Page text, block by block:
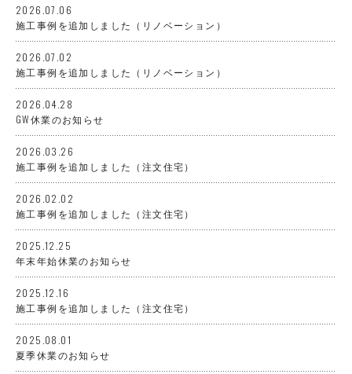
2026.07.06
施工事例を追加しました（リノベーション）
2026.07.02
施工事例を追加しました（リノベーション）
2026.04.28
GW休業のお知らせ
2026.03.26
施工事例を追加しました（注文住宅）
2026.02.02
施工事例を追加しました（注文住宅）
2025.12.25
年末年始休業のお知らせ
2025.12.16
施工事例を追加しました（注文住宅）
2025.08.01
夏季休業のお知らせ